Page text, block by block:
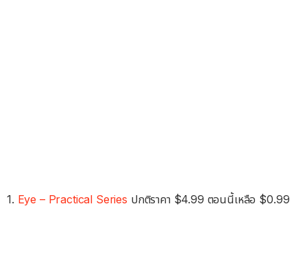
1. Eye – Practical Series ปกติราคา $4.99 ตอนนี้เหลือ $0.99